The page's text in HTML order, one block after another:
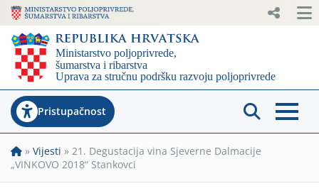
Pristupačnost
» Vijesti » 21. Degustacija vina Sjeverne Dalmacije
„VINKOVO 2018“ Stankovci